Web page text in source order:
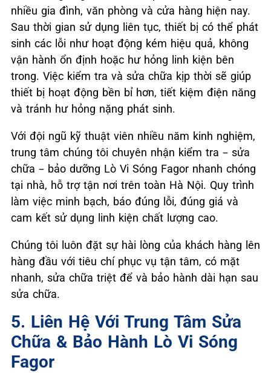
nhiều gia đình, văn phòng và cửa hàng hiện nay.
Sau thời gian sử dụng liên tục, thiết bị có thể phát
sinh các lỗi như hoạt động kém hiệu quả, không
vận hành ổn định hoặc hư hỏng linh kiện bên
trong. Việc kiểm tra và sửa chữa kịp thời sẽ giúp
thiết bị hoạt động bền bỉ hơn, tiết kiệm điện năng
và tránh hư hỏng nặng phát sinh.
Với đội ngũ kỹ thuật viên nhiều năm kinh nghiệm,
trung tâm chúng tôi chuyên nhận kiểm tra – sửa
chữa – bảo dưỡng Lò Vi Sóng Fagor nhanh chóng
tại nhà, hỗ trợ tận nơi trên toàn Hà Nội. Quy trình
làm việc minh bạch, báo đúng lỗi, đúng giá và
cam kết sử dụng linh kiện chất lượng cao.
Chúng tôi luôn đặt sự hài lòng của khách hàng lên
hàng đầu với tiêu chí phục vụ tận tâm, có mặt
nhanh, sửa chữa triệt để và bảo hành dài hạn sau
sửa chữa.
5. Liên Hệ Với Trung Tâm Sửa
Chữa & Bảo Hành Lò Vi Sóng
Fagor